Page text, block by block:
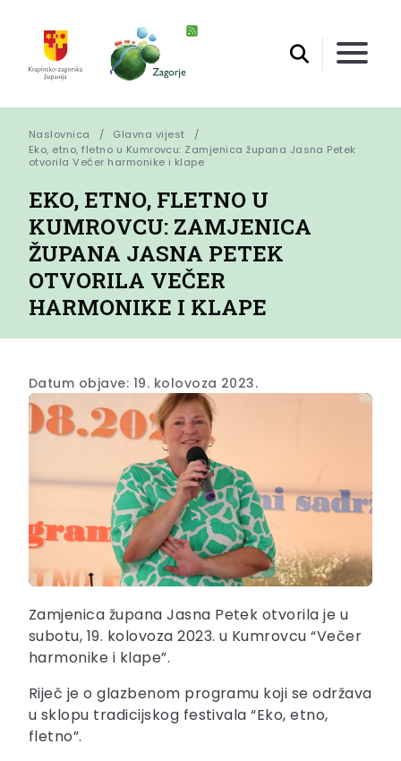
Naslovnica
Glavna vijest
Eko, etno, fletno u Kumrovcu: Zamjenica župana Jasna Petek
otvorila Večer harmonike i klape
EKO, ETNO, FLETNO U
KUMROVCU: ZAMJENICA
ŽUPANA JASNA PETEK
OTVORILA VEČER
HARMONIKE I KLAPE
Datum objave: 19. kolovoza 2023.
Zamjenica župana Jasna Petek otvorila je u
subotu, 19. kolovoza 2023. u Kumrovcu “Večer
harmonike i klape”.
Riječ je o glazbenom programu koji se održava
u sklopu tradicijskog festivala “Eko, etno,
fletno”.